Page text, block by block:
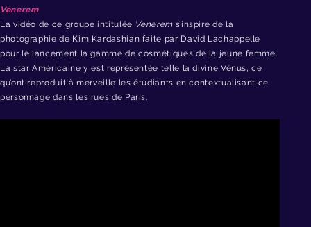
Venerem
La vidéo de ce groupe intitulée Venerems’inspire de la
photographie de Kim Kardashian faite par David Lachappelle
pour le lancement la gamme de cosmétiques de la jeune femme.
La star Américaine y est représentée telle la divine Vénus, ce
qu’ont reproduit à merveille les étudiants en contextualisant ce
personnage dans les rues de Paris.